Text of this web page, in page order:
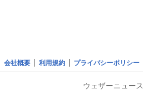
会社概要 利用規約 プライバシーポリシー
ウェザーニュース